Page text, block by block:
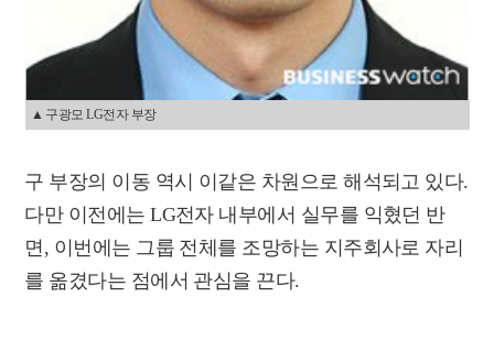
▲ 구광모 LG전자 부장
구 부장의 이동 역시 이같은 차원으로 해석되고 있다.
다만 이전에는 LG전자 내부에서 실무를 익혔던 반
면, 이번에는 그룹 전체를 조망하는 지주회사로 자리
를 옮겼다는 점에서 관심을 끈다.